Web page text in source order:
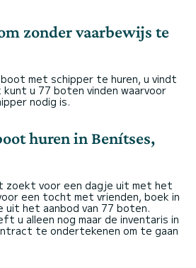
zonder vaarbewijs te
met schipper te huren, u vindt
kunt u 77 boten vinden waarvoor
nodig is.
huren in Benítses,
zoekt voor een dagje uit met het
een tocht met vrienden, boek in
uit het aanbod van 77 boten.
u alleen nog maar de inventaris in
te ondertekenen om te gaan